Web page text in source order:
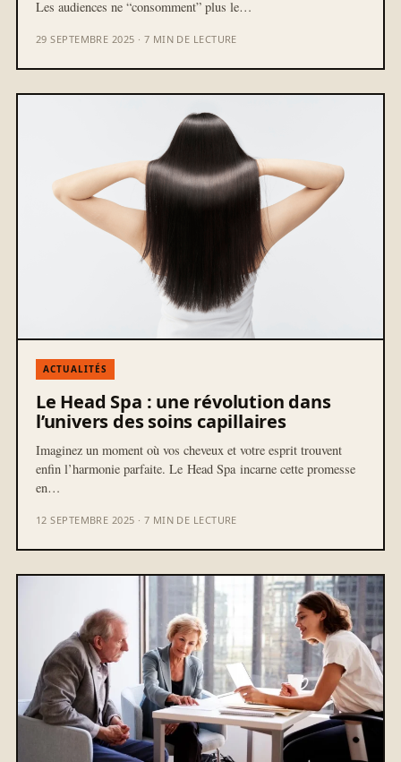
Les audiences ne “consomment” plus le…
29 SEPTEMBRE 2025 · 7 MIN DE LECTURE
ACTUALITÉS
Le Head Spa : une révolution dans
l’univers des soins capillaires
Imaginez un moment où vos cheveux et votre esprit trouvent
enfin l’harmonie parfaite. Le Head Spa incarne cette promesse
en…
12 SEPTEMBRE 2025 · 7 MIN DE LECTURE